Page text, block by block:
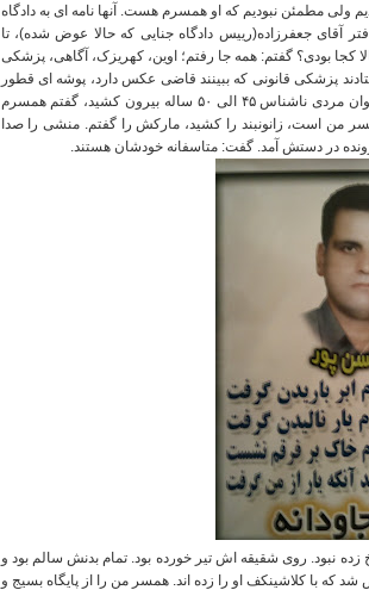
ولی مطمئن نبودیم که او همسرم هست. آنها نامه ای به دادگاه
آقای جعفرزاده(رییس دادگاه جنایی که حالا عوض شده)، تا
:همه جا رفتم؛ اوین، کهریزک، آگاهی، پزشکی
پزشکی قانونی که ببینند قاضی عکس دارد، پوشه ای قطور
دومی را که به عنوان مردی ناشناس ۴۵ الی ۵۰ ساله بیرون کشید، گفتم همسرم
من است، زانونبند را کشید، مارکش را گفتم. منشی را صدا
در دستش آمد.گفت:متاسفانه خودشان هستند.
. روی شقیقه اش تیر خورده بود. تمام بدنش سالم بود و
که با کلاشینکف او را زده اند.همسر من را از پایگاه بسیج و